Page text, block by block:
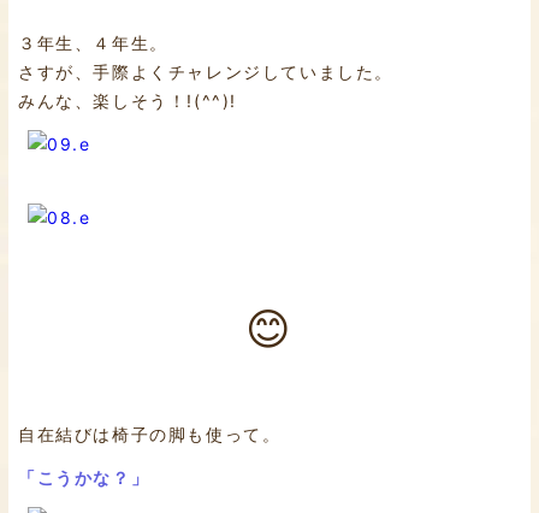
３年生、４年生。
さすが、手際よくチャレンジしていました。
みんな、楽しそう！!(^^)!
😊
自在結びは椅子の脚も使って。
「こうかな？」